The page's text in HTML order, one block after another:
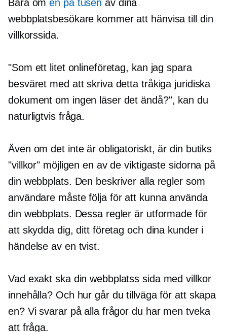
Bara omen på tusen av dina
webbplatsbesökare kommer att hänvisa till din
villkorssida.
"Som ett litet onlineföretag, kan jag spara
besväret med att skriva detta tråkiga juridiska
dokument om ingen läser det ändå?", kan du
naturligtvis fråga.
Även om det inte är obligatoriskt, är din butiks
"villkor" möjligen en av de viktigaste sidorna på
din webbplats. Den beskriver alla regler som
användare måste följa för att kunna använda
din webbplats. Dessa regler är utformade för
att skydda dig, ditt företag och dina kunder i
händelse av en tvist.
Vad exakt ska din webbplatss sida med villkor
innehålla? Och hur går du tillväga för att skapa
en? Vi svarar på alla frågor du har men tveka
att fråga.